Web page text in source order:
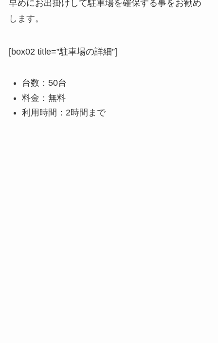
早めにお出掛けして駐車場を確保する事をお勧め
します。
[box02 title=”駐車場の詳細”]
台数：50台
料金：無料
利用時間：2時間まで